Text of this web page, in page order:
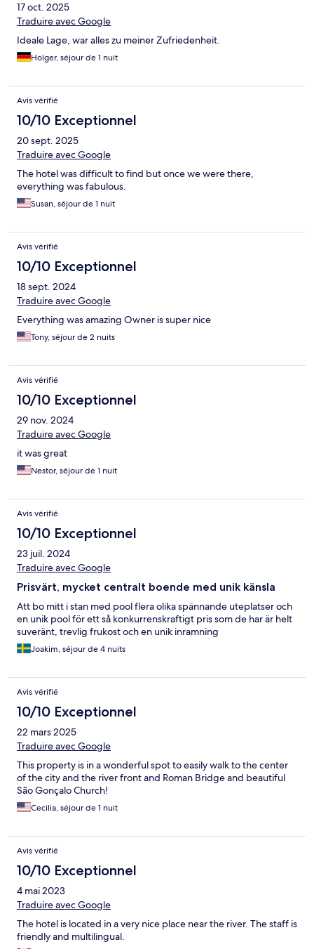
17 oct. 2025
Traduire avec Google
Ideale Lage, war alles zu meiner Zufriedenheit.
Holger, séjour de 1 nuit
Avis vérifié
10/10 Exceptionnel
20 sept. 2025
Traduire avec Google
The hotel was difficult to find but once we were there,
everything was fabulous.
Susan, séjour de 1 nuit
Avis vérifié
10/10 Exceptionnel
18 sept. 2024
Traduire avec Google
Everything was amazing Owner is super nice
Tony, séjour de 2 nuits
Avis vérifié
10/10 Exceptionnel
29 nov. 2024
Traduire avec Google
it was great
Nestor, séjour de 1 nuit
Avis vérifié
10/10 Exceptionnel
23 juil. 2024
Traduire avec Google
Prisvärt, mycket centralt boende med unik känsla
Att bo mitt i stan med pool flera olika spännande uteplatser och
en unik pool för ett så konkurrenskraftigt pris som de har är helt
suveränt, trevlig frukost och en unik inramning
Joakim, séjour de 4 nuits
Avis vérifié
10/10 Exceptionnel
22 mars 2025
Traduire avec Google
This property is in a wonderful spot to easily walk to the center
of the city and the river front and Roman Bridge and beautiful
São Gonçalo Church!
Cecilia, séjour de 1 nuit
Avis vérifié
10/10 Exceptionnel
4 mai 2023
Traduire avec Google
The hotel is located in a very nice place near the river. The staff is
friendly and multilingual.